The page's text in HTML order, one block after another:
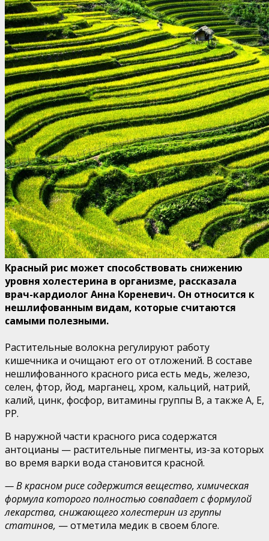
Красный рис может способствовать снижению
уровня холестерина в организме, рассказала
врач-кардиолог Анна Кореневич. Он относится к
нешлифованным видам, которые считаются
самыми полезными.
Растительные волокна регулируют работу
кишечника и очищают его от отложений. В составе
нешлифованного красного риса есть медь, железо,
селен, фтор, йод, марганец, хром, кальций, натрий,
калий, цинк, фосфор, витамины группы B, а также А, Е,
РР.
В наружной части красного риса содержатся
антоцианы — растительные пигменты, из-за которых
во время варки вода становится красной.
— В красном рисе содержится вещество, химическая
формула которого полностью совпадает с формулой
лекарства, снижающего холестерин из группы
статинов, — отметила медик в своем блоге.